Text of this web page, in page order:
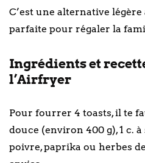
C’est une alternative
parfaite pour régaler la
Ingrédients et
l’Airfryer
Pour fourrer 4 toasts, il te
douce (environ 400 g), 1 c. à
poivre, paprika ou herbes